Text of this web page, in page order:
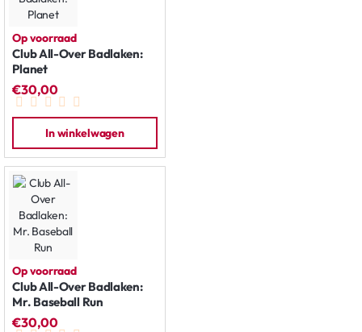
Op voorraad
Club All-Over Badlaken:
Planet
€30,00
In winkelwagen
Op voorraad
Club All-Over Badlaken:
Mr. Baseball Run
€30,00